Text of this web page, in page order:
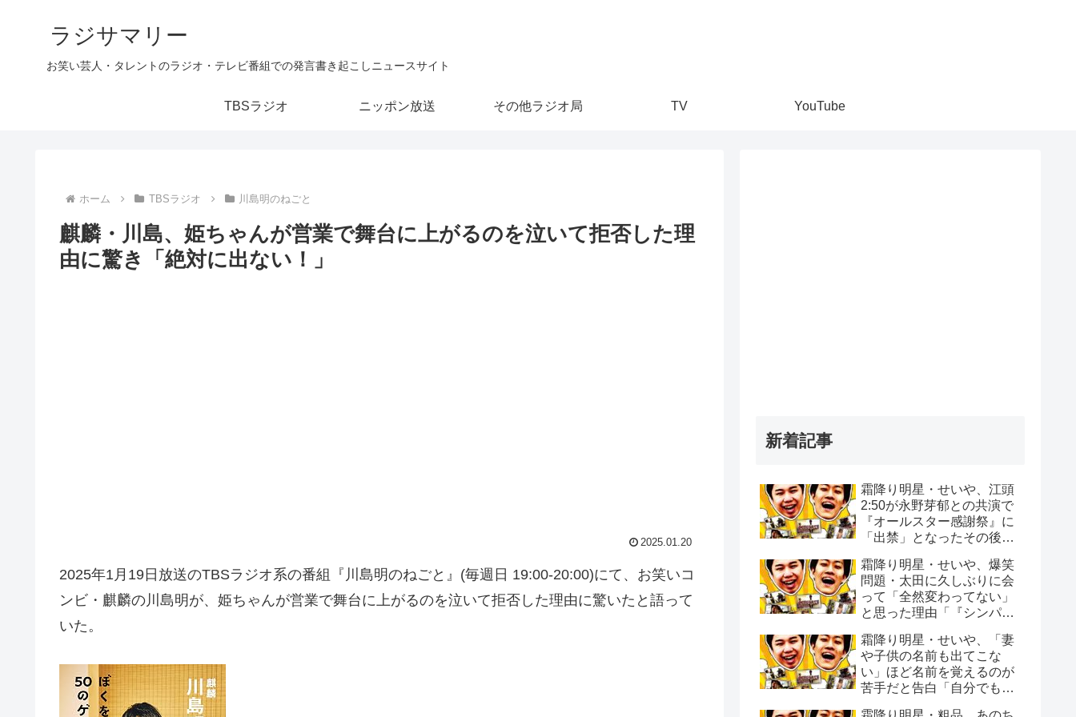
ラジサマリー
お笑い芸人・タレントのラジオ・テレビ番組での発言書き起こしニュースサイト
TBSラジオ ニッポン放送 その他ラジオ局 TV YouTube
ホーム TBSラジオ 川島明のねごと
麒麟・川島、姫ちゃんが営業で舞台に上がるのを泣いて拒否した理
由に驚き「絶対に出ない！」
2025.01.20
2025年1月19日放送のTBSラジオ系の番組『川島明のねごと』(毎週日 19:00-20:00)にて、お笑いコ
ンビ・麒麟の川島明が、姫ちゃんが営業で舞台に上がるのを泣いて拒否した理由に驚いたと語って
いた。
新着記事
霜降り明星・せいや、江頭
2:50が永野芽郁との共演で
『オールスター感謝祭』に
「出禁」となったその後
ゃんねるで撮影を…」
霜降り明星・せいや、爆笑
問題・太田に久しぶりに会
って「全然変わってない」
と思った理由「『シンパイ
ない」
霜降り明星・せいや、「妻
や子供の名前も出てこな
い」ほど名前を覚えるのが
苦手だと告白「自分でもビ